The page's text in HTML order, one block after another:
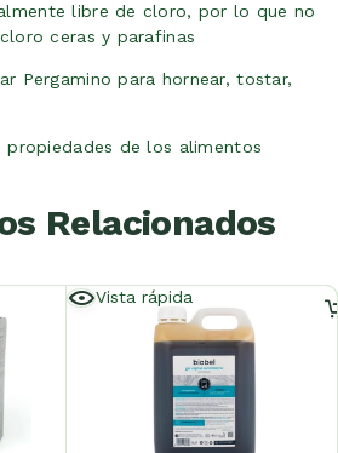
libre de cloro, por lo que no
ceras y parafinas
Pergamino para hornear, tostar,
de los alimentos
Relacionados
Vista rápida